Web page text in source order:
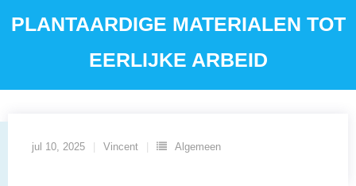
PLANTAARDIGE MATERIALEN TOT
EERLIJKE ARBEID
jul 10, 2025 Vincent Algemeen